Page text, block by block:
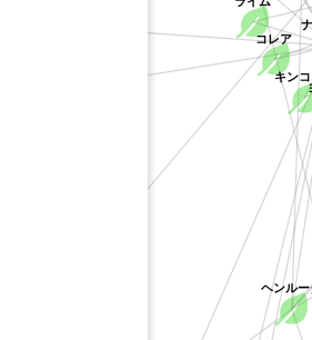
ヘンルー
キンコ
コレア